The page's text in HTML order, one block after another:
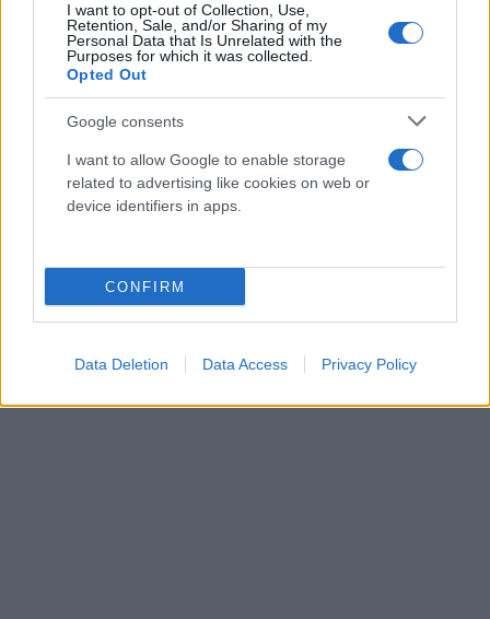
I want to opt-out of Collection, Use,
Retention, Sale, and/or Sharing of my
Personal Data that Is Unrelated with the
Purposes for which it was collected.
Opted Out
Google consents
I want to allow Google to enable storage
related to advertising like cookies on web or
device identifiers in apps.
CONFIRM
Data Deletion Data Access Privacy Policy